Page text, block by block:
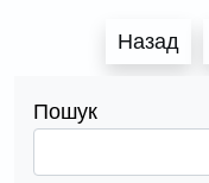
Пагінація
записів
Назад
Пошук